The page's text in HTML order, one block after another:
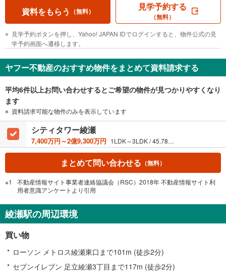
資料をもらう （無料） 見学予約する
（無料）
見学予約ボタンを押し、Yahoo! JAPAN IDでログインすると、物件公式の見
学予約画面へ遷移します。
ヤフー不動産のおすすめ物件をまとめて資料請求する
平均6件以上お問い合わせするとご希望の物件が見つかりやすくなり
ます
資料請求可能な物件のみを表示しています
シティタワー綾瀬
7,400万円～2億9,300万円 1LDK～3LDK / 45.78m²～103.04m²
まとめて問い合わせる （無料）
不動産情報サイト事業者連絡協議会（RSC）2018年 不動産情報サイト利
用者意識アンケートより引用
綾瀬駅の周辺環境
買い物
ローソン メトロス綾瀬東口まで101m (徒歩2分)
セブンイレブン 足立綾瀬3丁目まで117m (徒歩2分)